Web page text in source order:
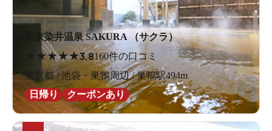
東京染井温泉 SAKURA （サクラ）
★★★★3.8160件の口コミ
東京都 / 池袋・巣鴨周辺 / 巣鴨駅494m
日帰り
クーポンあり